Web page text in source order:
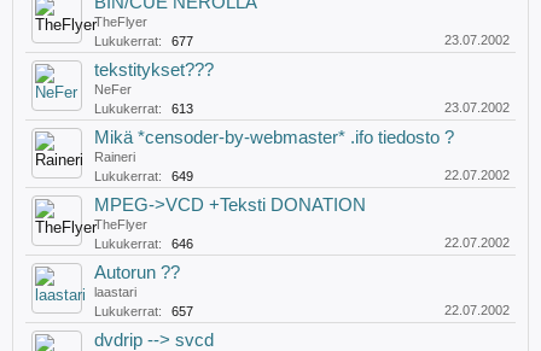
TheFlyer
Lukukerrat:
677 23.07.2002
tekstitykset???
NeFer
Lukukerrat:
613 23.07.2002
Mikä *censoder-by-webmaster* .ifo tiedosto ?
Raineri
Lukukerrat:
649 22.07.2002
MPEG->VCD +Teksti DONATION
TheFlyer
Lukukerrat:
646 22.07.2002
Autorun ??
laastari
Lukukerrat:
657 22.07.2002
dvdrip --> svcd